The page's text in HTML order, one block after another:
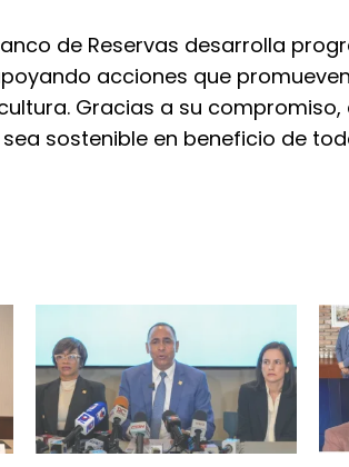
de Reservas desarrolla
acciones que
Gracias a su
sostenible en beneficio de